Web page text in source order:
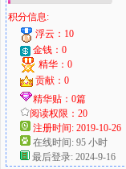
积分信息:
浮云：10
金钱：0
精华：0
贡献：0
精华贴：0篇
阅读权限：20
注册时间: 2019-10-26
在线时间: 95 小时
最后登录: 2024-9-16